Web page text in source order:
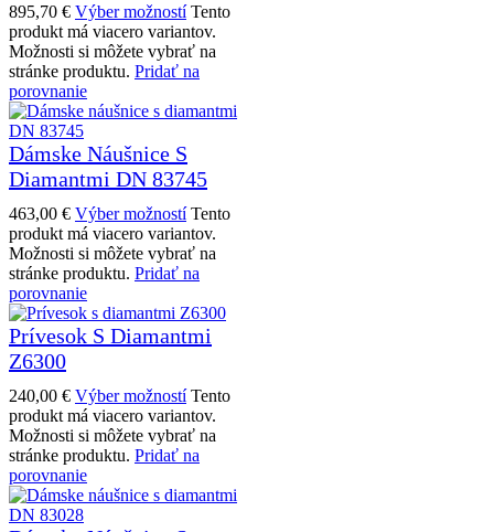
895,70 € Výber možností Tento
produkt má viacero variantov.
Možnosti si môžete vybrať na
stránke produktu. Pridať na
porovnanie
Dámske Náušnice S
Diamantmi DN 83745
463,00 € Výber možností Tento
produkt má viacero variantov.
Možnosti si môžete vybrať na
stránke produktu. Pridať na
porovnanie
Prívesok S Diamantmi
Z6300
240,00 € Výber možností Tento
produkt má viacero variantov.
Možnosti si môžete vybrať na
stránke produktu. Pridať na
porovnanie